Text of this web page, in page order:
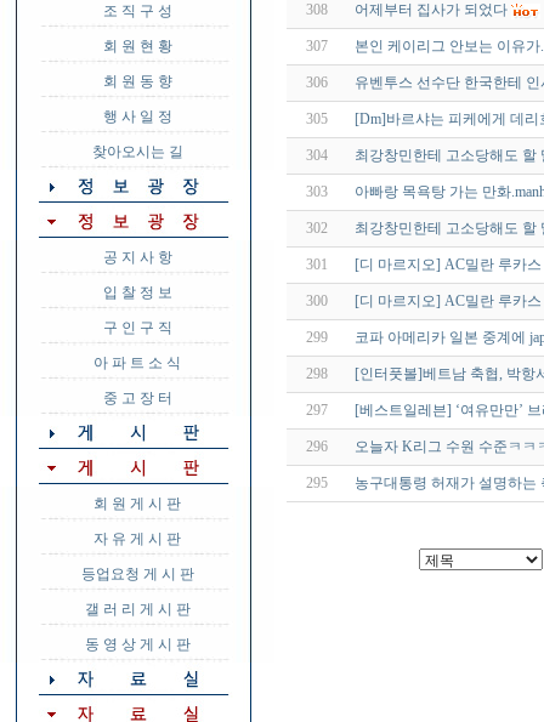
조 직 구 성
회 원 현 황
회 원 동 향
행 사 일 정
찾아오시는 길
공 지 사 항
입 찰 정 보
구 인 구 직
아 파 트 소 식
중 고 장 터
회 원 게 시 판
자 유 게 시 판
등업요청 게 시 판
갤 러 리 게 시 판
동 영 상 게 시 판
308 어제부터 집사가 되었다
307 본인 케이리그 안보는 이유가.
306 유벤투스 선수단 한국한테 인
305 [Dm]바르샤는 피케에게 데
304 최강창민한테 고소당해도 할
303 아빠랑 목욕탕 가는 만화
302 최강창민한테 고소당해도 할
301 [디 마르지오] AC밀란 루카
300 [디 마르지오] AC밀란 루카
299 코파 아메리카 일본 중계에
298 [인터풋볼]베트남 축협, 박항
297 [베스트일레븐] ‘여유만만’
296 오늘자 K리그 수원 수준ㅋㅋ
295 농구대통령 허재가 설명하는